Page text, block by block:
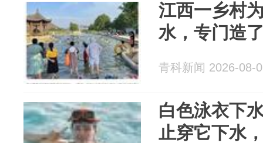
江西一乡村
水，专门造
青科新闻 2026-08-
白色泳衣下
止穿它下水